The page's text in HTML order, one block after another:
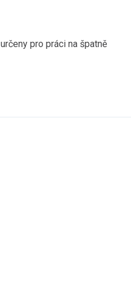
pro práci na špatně